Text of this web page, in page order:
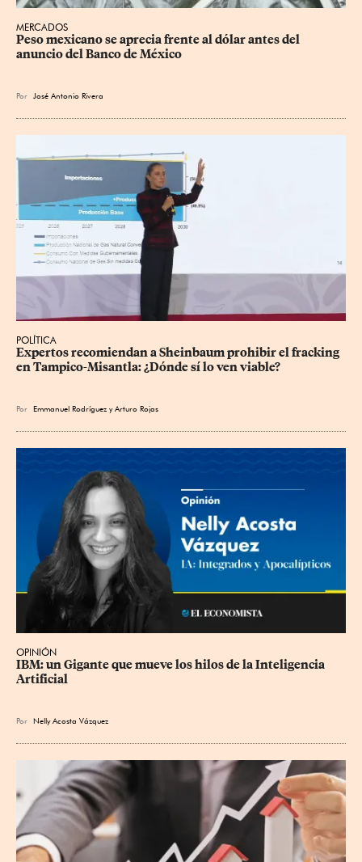
MERCADOS
Peso mexicano se aprecia frente al dólar antes del
anuncio del Banco de México
Por José Antonio Rivera
POLÍTICA
Expertos recomiendan a Sheinbaum prohibir el fracking
en Tampico-Misantla: ¿Dónde sí lo ven viable?
Por Emmanuel Rodríguez yArturo Rojas
OPINIÓN
IBM: un Gigante que mueve los hilos de la Inteligencia
Artificial
Por Nelly Acosta Vázquez